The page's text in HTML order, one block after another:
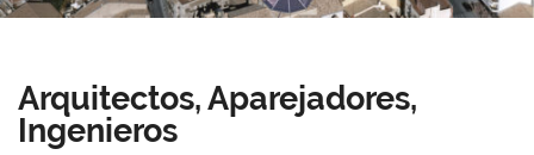
Arquitectos, Aparejadores,
Ingenieros